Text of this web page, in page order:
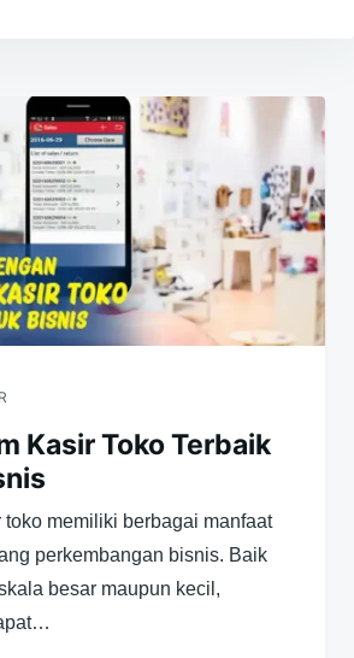
Kasir Toko Terbaik
toko memiliki berbagai manfaat
perkembangan bisnis. Baik
besar maupun kecil,